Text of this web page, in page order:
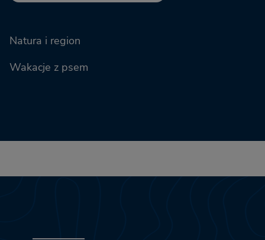
Natura i region
Wakacje z psem